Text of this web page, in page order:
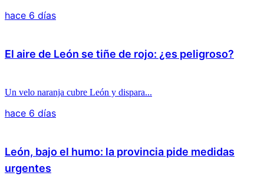
hace 6 días
El aire de León se tiñe de rojo: ¿es peligroso?
Un velo naranja cubre León y dispara...
hace 6 días
León, bajo el humo: la provincia pide medidas
urgentes